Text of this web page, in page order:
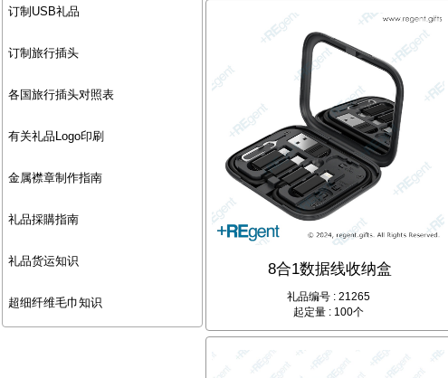
订制USB礼品
订制旅行插头
各国旅行插头对照表
有关礼品Logo印刷
金属襟章制作指南
礼品採購指南
礼品货运知识
超细纤维毛巾知识
8合1数据线收纳盒
礼品编号 : 21265
起定量 : 100个